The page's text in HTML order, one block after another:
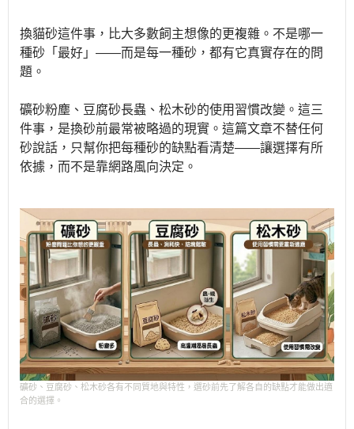
換貓砂這件事，比大多數飼主想像的更複雜。不是哪一
種砂「最好」——而是每一種砂，都有它真實存在的問
題。
礦砂粉塵、豆腐砂長蟲、松木砂的使用習慣改變。這三
件事，是換砂前最常被略過的現實。這篇文章不替任何
砂說話，只幫你把每種砂的缺點看清楚——讓選擇有所
依據，而不是靠網路風向決定。
礦砂、豆腐砂、松木砂各有不同質地與特性，選砂前先了解各自的缺點才能做出適
合的選擇。